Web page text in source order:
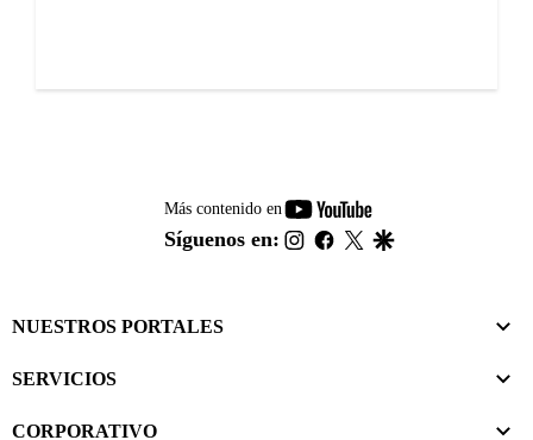
Más contenido en
youtube-
footer
Síguenos en: instagram
facebook
twitter
NUESTROS PORTALES
SERVICIOS
CORPORATIVO